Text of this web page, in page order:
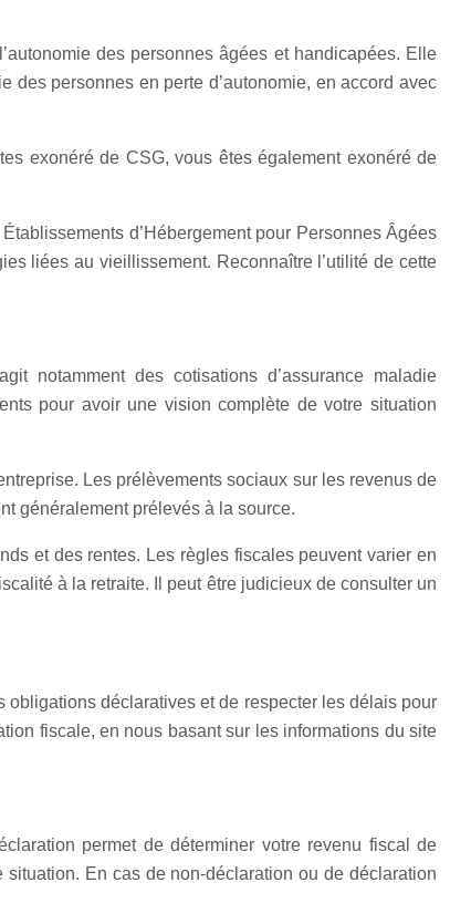
des personnes âgées et handicapées. Elle
des personnes en perte d’autonomie, en accord avec
exonéré de CSG, vous êtes également exonéré de
d’Hébergement pour Personnes Âgées
liées au vieillissement. Reconnaître l’utilité de cette
notamment des cotisations d’assurance maladie
pour avoir une vision complète de votre situation
Les prélèvements sociaux sur les revenus de
généralement prélevés à la source.
et des rentes. Les règles fiscales peuvent varier en
à la retraite. Il peut être judicieux de consulter un
déclaratives et de respecter les délais pour
fiscale, en nous basant sur les informations du site
permet de déterminer votre revenu fiscal de
En cas de non-déclaration ou de déclaration